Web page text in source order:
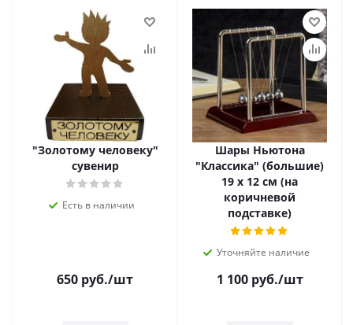
"Золотому человеку"
сувенир
Есть в наличии
650 руб./шт
Шары Ньютона
"Классика" (большие)
19 х 12 см (на
коричневой
подставке)
Уточняйте наличие
1 100руб./шт